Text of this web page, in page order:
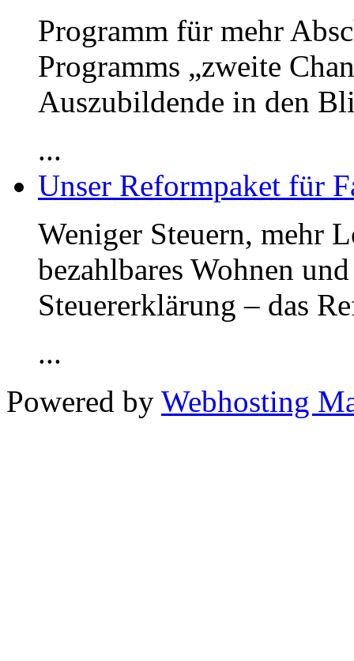
Programm für mehr
Programms „zweite
Auszubildende in den
...
Unser Reformpaket für
Weniger Steuern, mehr
bezahlbares Wohnen
Steuererklärung – das
...
Powered by Webhosting